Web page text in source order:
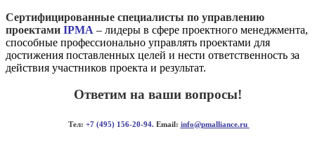
Сертифицированные специалисты по управлению
проектами IPMA – лидеры в сфере проектного менеджмента,
способные профессионально управлять проектами для
достижения поставленных целей и нести ответственность за
действия участников проекта и результат.
Ответим на ваши вопросы!
Тел: +7 (495) 156-20-94. Email: info@pmalliance.ru